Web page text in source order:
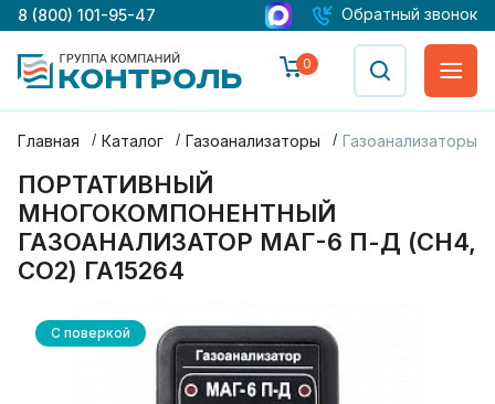
8 (800) 101-95-47 Обратный звонок
0
Главная Каталог Газоанализаторы Газоанализаторы
ПОРТАТИВНЫЙ
МНОГОКОМПОНЕНТНЫЙ
ГАЗОАНАЛИЗАТОР МАГ-6 П-Д (CH4,
CO2) ГА15264
С поверкой